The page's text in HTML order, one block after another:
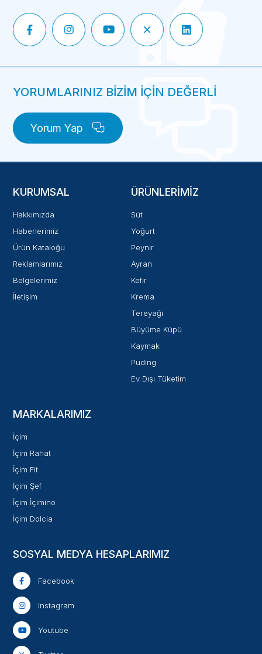
YORUMLARINIZ BİZİM İÇİN DEĞERLİ
Yorum Yap
KURUMSAL
Hakkımızda
Haberlerimiz
Ürün Kataloğu
Reklamlarımız
Belgelerimiz
İletişim
ÜRÜNLERIMIZ
Süt
Yoğurt
Peynir
Ayran
Kefir
Krema
Tereyağı
Büyüme Küpü
Kaymak
Puding
Ev Dışı Tüketim
MARKALARIMIZ
İçim
İçim Rahat
İçim Fit
İçim Şef
İçim İçimino
İçim Dolcia
SOSYAL MEDYA HESAPLARIMIZ
Facebook
Instagram
Youtube